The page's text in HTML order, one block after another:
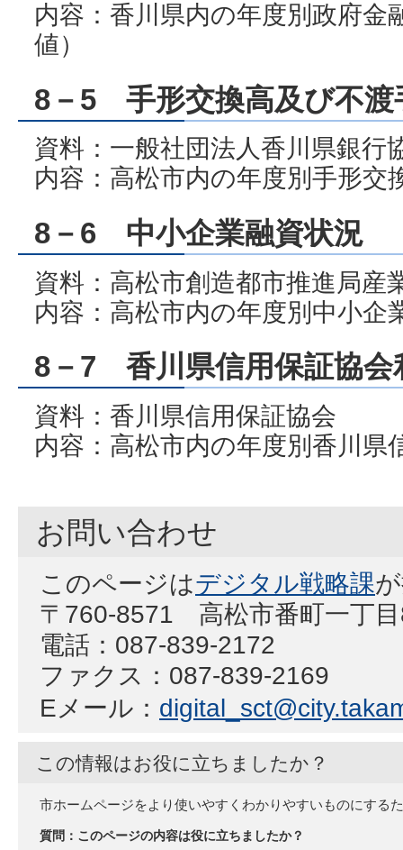
内容：香川県内の年度別政府金
値）
8－5 手形交換高及び不渡
資料：一般社団法人香川県銀行
内容：高松市内の年度別手形交
8－6 中小企業融資状況
資料：高松市創造都市推進局
内容：高松市内の年度別中小企
8－7 香川県信用保証協会
資料：香川県信用保証協会
内容：高松市内の年度別香川県
お問い合わせ
このページはデジタル戦略課
〒760-8571 高松市番町一丁
電話：087-839-2172
ファクス：087-839-2169
Eメール：
この情報はお役に立ちましたか？
市ホームページをより使いやすくわかりやすいものにする
質問：このページの内容は役に立ちましたか？